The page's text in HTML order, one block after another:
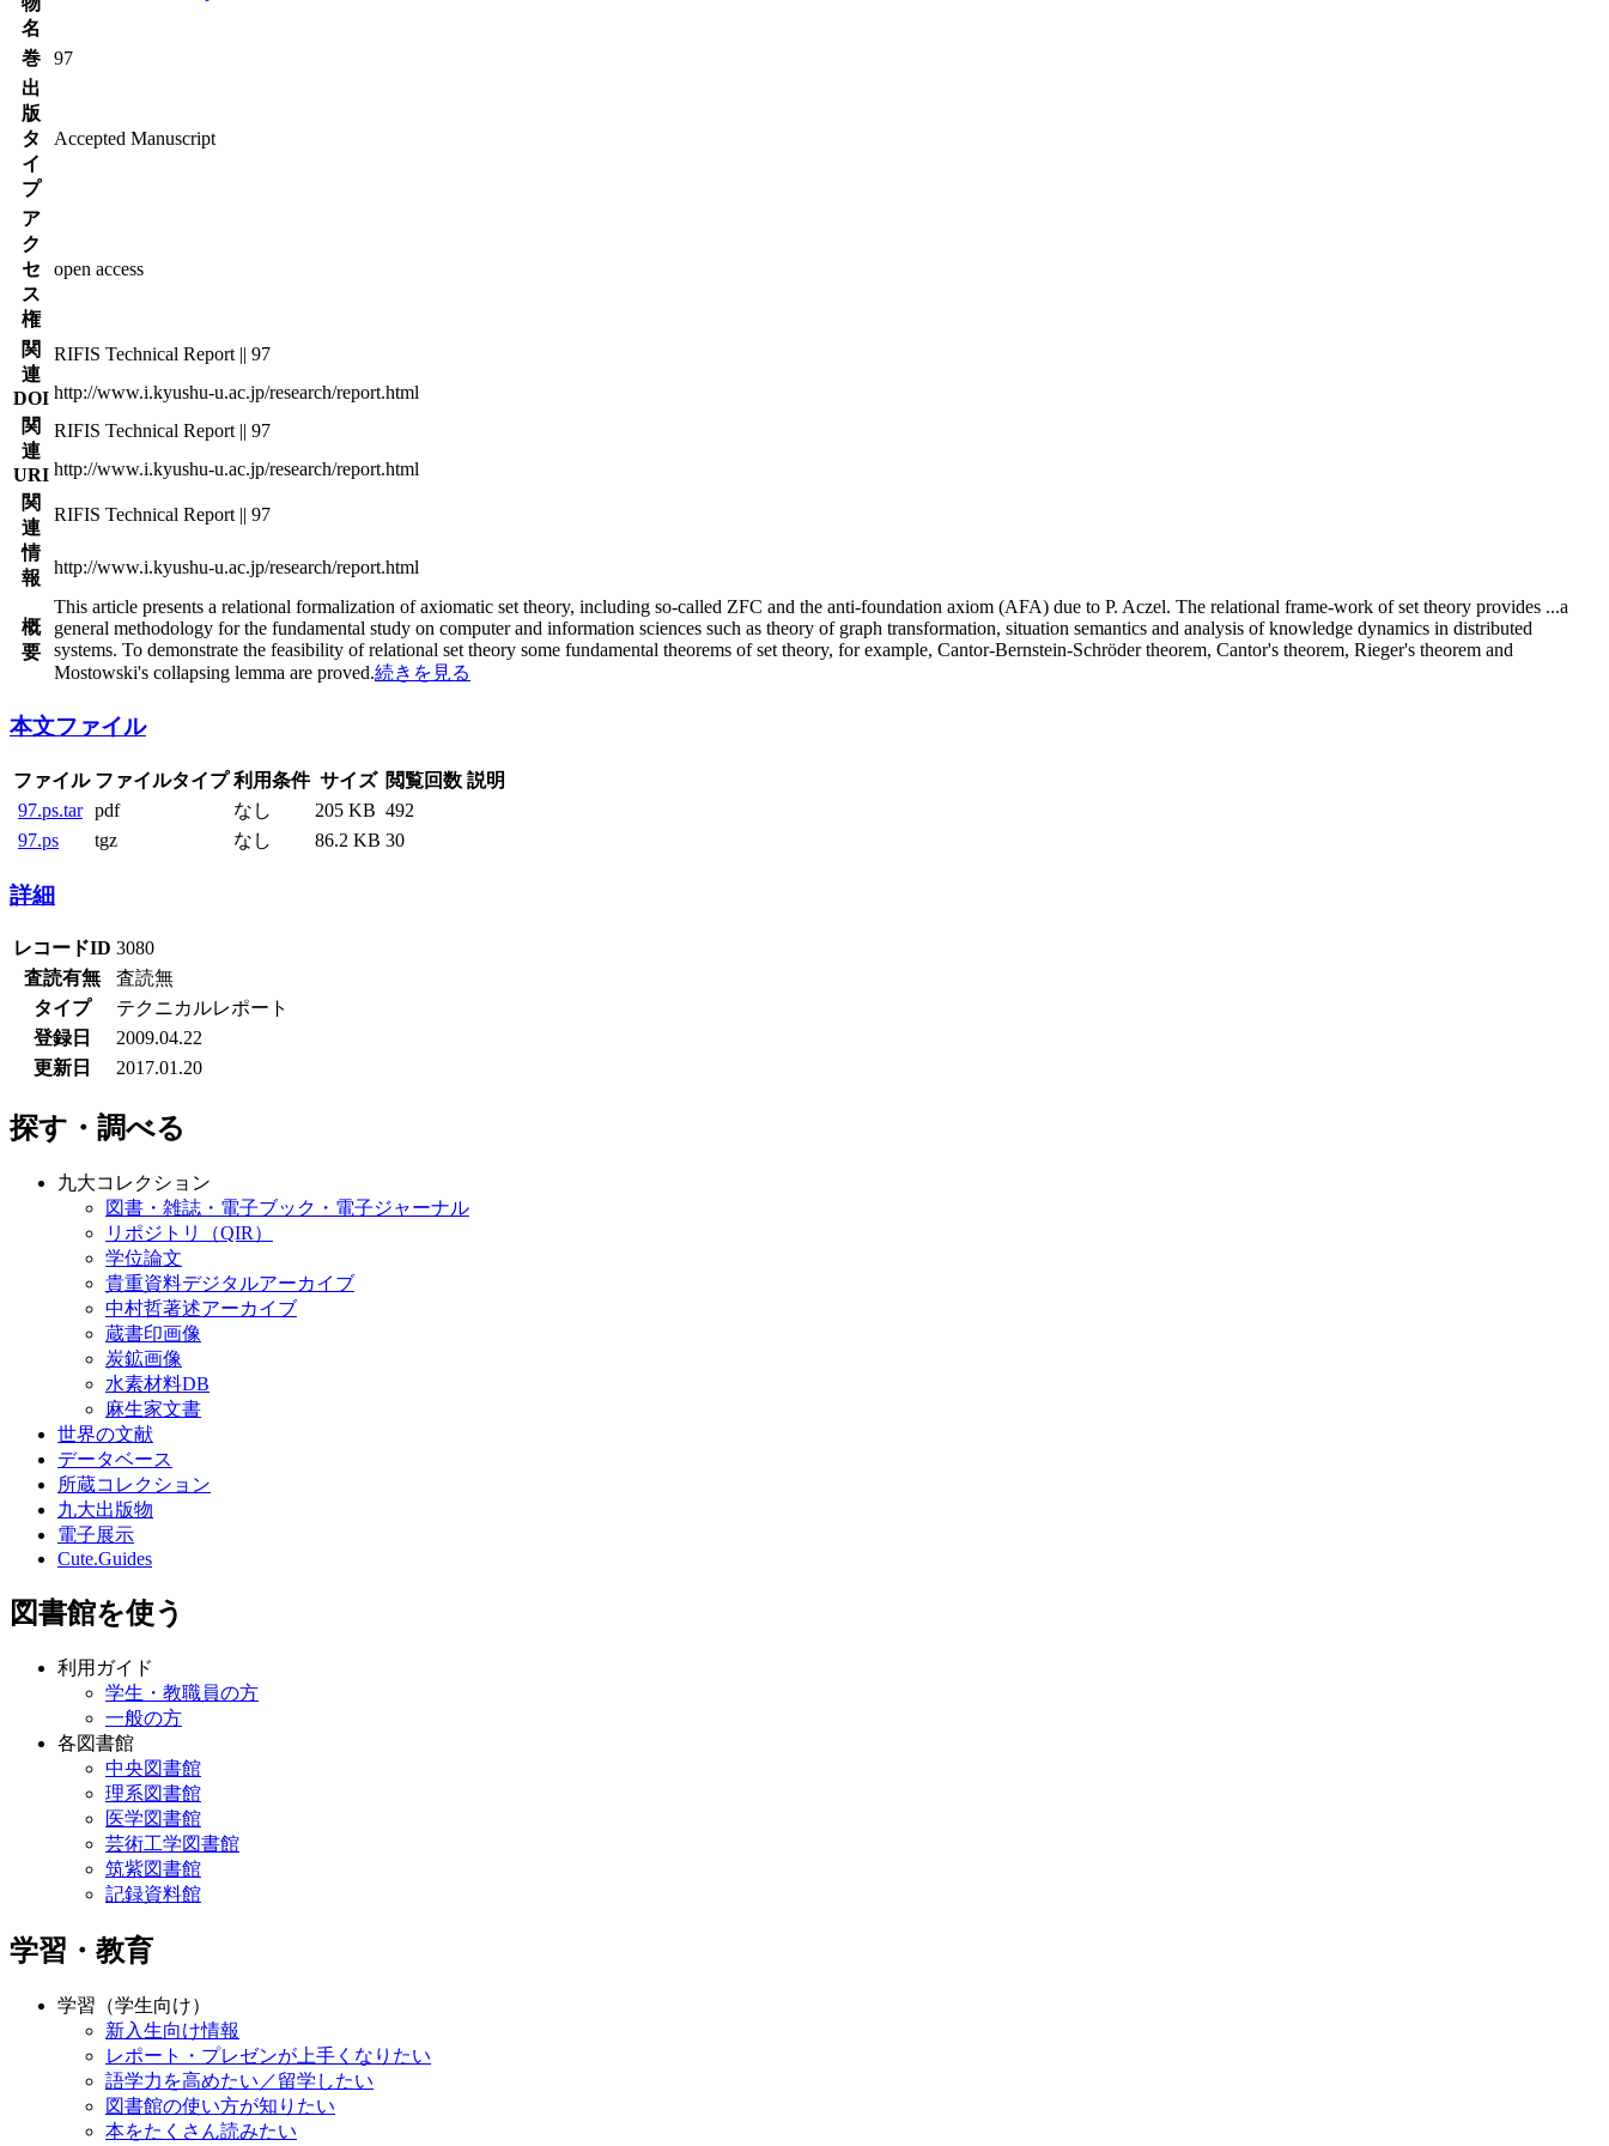
名
巻
97
出
版
タ
イ
プ
Accepted Manuscript
ア
ク
セ
ス
権
open access
関
連
DOI
RIFIS Technical Report || 97
http://www.i.kyushu-u.ac.jp/research/report.html
関
連
URI
RIFIS Technical Report || 97
http://www.i.kyushu-u.ac.jp/research/report.html
関
連
情
報
RIFIS Technical Report || 97
http://www.i.kyushu-u.ac.jp/research/report.html
概
要
This article presents a relational formalization of axiomatic set theory, including so-called ZFC and the anti-foundation axiom (AFA) due to P. Aczel. The relational frame-work of set theory provides ...a
general methodology for the fundamental study on computer and information sciences such as theory of graph transformation, situation semantics and analysis of knowledge dynamics in distributed
systems. To demonstrate the feasibility of relational set theory some fundamental theorems of set theory, for example, Cantor-Bernstein-Schröder theorem, Cantor's theorem, Rieger's theorem and
Mostowski's collapsing lemma are proved.続きを見る
本文ファイル
ファイル ファイルタイプ 利用条件 サイズ 閲覧回数 説明
97.ps.tar pdf なし 205 KB 492
97.ps
tgz なし 86.2 KB 30
詳細
レコードID 3080
査読有無
査読無
タイプ
テクニカルレポート
登録日
2009.04.22
更新日
2017.01.20
探す・調べる
九大コレクション
図書・雑誌・電子ブック・電子ジャーナル
リポジトリ（QIR）
学位論文
貴重資料デジタルアーカイブ
中村哲著述アーカイブ
蔵書印画像
炭鉱画像
水素材料DB
麻生家文書
世界の文献
データベース
所蔵コレクション
九大出版物
電子展示
Cute.Guides
図書館を使う
利用ガイド
学生・教職員の方
一般の方
各図書館
中央図書館
理系図書館
医学図書館
芸術工学図書館
筑紫図書館
記録資料館
学習・教育
学習（学生向け）
新入生向け情報
レポート・プレゼンが上手くなりたい
語学力を高めたい／留学したい
図書館の使い方が知りたい
本をたくさん読みたい